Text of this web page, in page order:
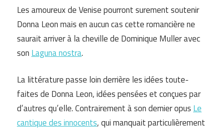
Les amoureux de Venise pourront surement soutenir
Donna Leon mais en aucun cas cette romancière ne
saurait arriver à la cheville de Dominique Muller avec
son Laguna nostra.
La littérature passe loin derrière les idées toute-
faites de Donna Leon, idées pensées et conçues par
d’autres qu’elle. Contrairement à son dernier opus Le
cantique des innocents, qui manquait particulièrement